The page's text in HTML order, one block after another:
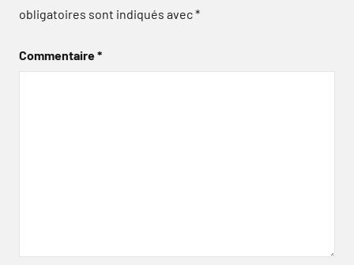
obligatoires sont indiqués avec*
Commentaire*